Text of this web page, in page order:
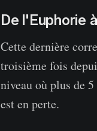
De l'Euphorie
Cette dernière
troisième fois
niveau où plus de
est en perte.